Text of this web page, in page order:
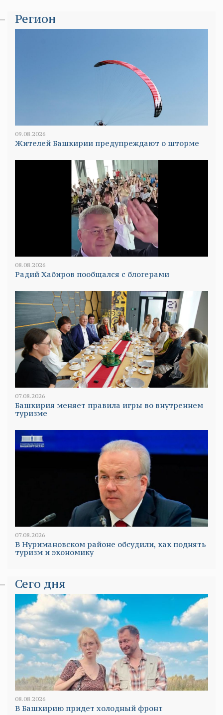
Регион
09.08.2026
Жителей Башкирии предупреждают о шторме
08.08.2026
Радий Хабиров пообщался с блогерами
07.08.2026
Башкирия меняет правила игры во внутреннем
туризме
07.08.2026
В Нуримановском районе обсудили, как поднять
туризм и экономику
Сего дня
08.08.2026
В Башкирию придет холодный фронт